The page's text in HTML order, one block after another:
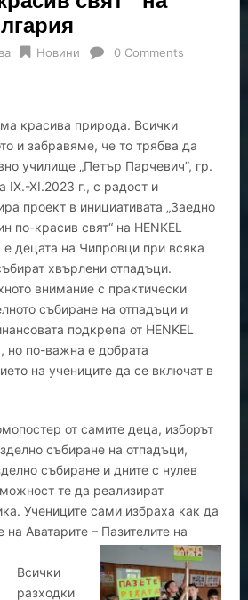
Новини 0 Comments
красива природа. Всички
и забравяме, че то трябва да
училище „Петър Парчевич”, гр.
IX.-XI.2023 г., с радост и
проект в инициативата „Заедно
по-красив свят“ на HENKEL
децата на Чипровци при всяка
хвърлени отпадъци.
внимание с практически
събиране на отпадъци и
подкрепа от HENKEL
но по-важна е добрата
на учениците да се включат в
от самите деца, изборът
събиране на отпадъци,
събиране и дните с нулев
те да реализират
Учениците сами избраха как да
на Аватарите – Пазителите на
Всички
разходки